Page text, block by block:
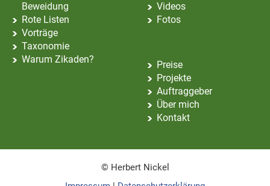
Beweidung
Rote Listen
Vorträge
Taxonomie
Warum Zikaden?
Videos
Fotos
Preise
Projekte
Auftraggeber
Über mich
Kontakt
© Herbert Nickel